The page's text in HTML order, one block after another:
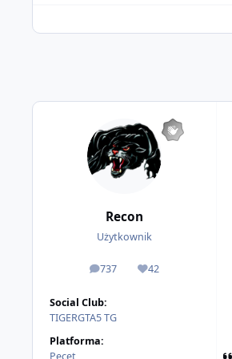
Recon
Użytkownik
737
odpowiedzi
42
Reputacja
Social Club:
TIGERGTA5 TG
Platforma: